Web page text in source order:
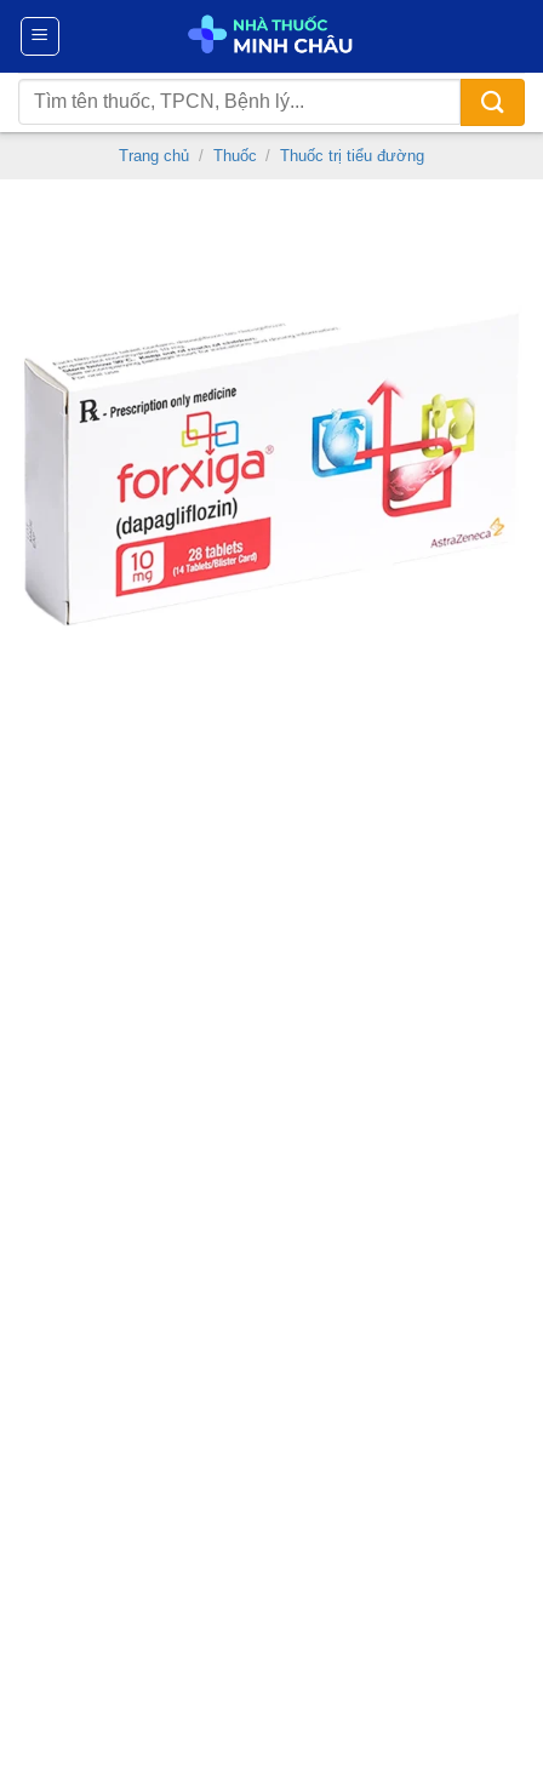
Chuyển
nội
dung
Tìm
kiếm:
Trang chủ / Thuốc / Thuốc trị tiểu đường